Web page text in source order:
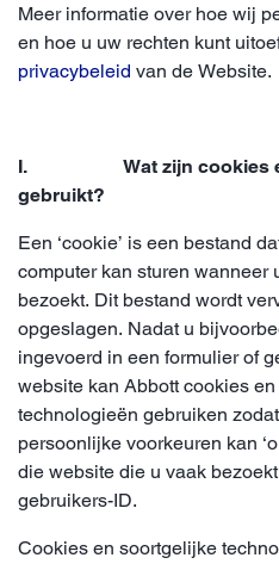
Meer informatie over hoe wij
en hoe u uw rechten kunt
privacybeleid van de Website.
I. Wat zijn cookies en
gebruikt?
Een ‘cookie’ is een bestand
computer kan sturen wanneer
bezoekt. Dit bestand wordt
opgeslagen. Nadat u
ingevoerd in een formulier of
website kan Abbott cookies
technologieën gebruiken
persoonlijke voorkeuren kan
die website die u vaak
gebruikers-ID.
Cookies en soortgelijke